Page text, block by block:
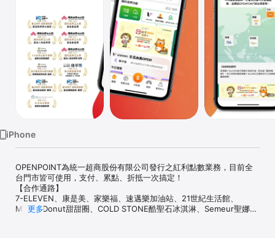
iPhone
OPENPOINT為統一超商股份有限公司發行之紅利點數業務，目前全
台門市皆可使用，支付、累點、折抵一次搞定！
【合作通路】
7-ELEVEN、康是美、家樂福、速邁樂加油站、21世紀生活館、
Mister Donut甜甜圈、COLD STONE酷聖石冰淇淋、Semeur聖娜多
更多